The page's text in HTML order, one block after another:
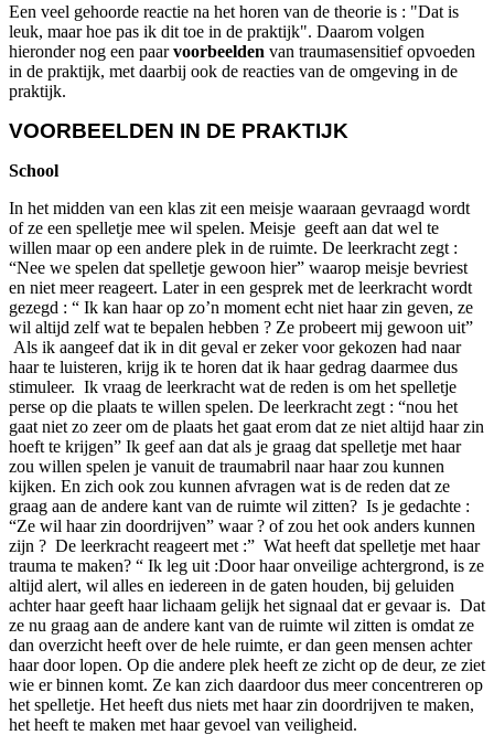
Een veel gehoorde reactie na het horen van de theorie is : "Dat is
leuk, maar hoe pas ik dit toe in de praktijk". Daarom volgen
hieronder nog een paarvoorbeelden van traumasensitief opvoeden
in de praktijk, met daarbij ook de reacties van de omgeving in de
praktijk.
VOORBEELDEN IN DE PRAKTIJK
School
In het midden van een klas zit een meisje waaraan gevraagd wordt
of ze een spelletje mee wil spelen. Meisje geeft aan dat wel te
willen maar op een andere plek in de ruimte. De leerkracht zegt :
“Nee we spelen dat spelletje gewoon hier” waarop meisje bevriest
en niet meer reageert. Later in een gesprek met de leerkracht wordt
gezegd : “ Ik kan haar op zo’n moment echt niet haar zin geven, ze
wil altijd zelf wat te bepalen hebben ? Ze probeert mij gewoon uit”
Als ik aangeef dat ik in dit geval er zeker voor gekozen had naar
haar te luisteren, krijg ik te horen dat ik haar gedrag daarmee dus
stimuleer. Ik vraag de leerkracht wat de reden is om het spelletje
perse op die plaats te willen spelen. De leerkracht zegt : “nou het
gaat niet zo zeer om de plaats het gaat erom dat ze niet altijd haar zin
hoeft te krijgen” Ik geef aan dat als je graag dat spelletje met haar
zou willen spelen je vanuit de traumabril naar haar zou kunnen
kijken. En zich ook zou kunnen afvragen wat is de reden dat ze
graag aan de andere kant van de ruimte wil zitten? Is je gedachte :
“Ze wil haar zin doordrijven” waar ? of zou het ook anders kunnen
zijn ? De leerkracht reageert met :” Wat heeft dat spelletje met haar
trauma te maken? “ Ik leg uit :Door haar onveilige achtergrond, is ze
altijd alert, wil alles en iedereen in de gaten houden, bij geluiden
achter haar geeft haar lichaam gelijk het signaal dat er gevaar is. Dat
ze nu graag aan de andere kant van de ruimte wil zitten is omdat ze
dan overzicht heeft over de hele ruimte, er dan geen mensen achter
haar door lopen. Op die andere plek heeft ze zicht op de deur, ze ziet
wie er binnen komt. Ze kan zich daardoor dus meer concentreren op
het spelletje. Het heeft dus niets met haar zin doordrijven te maken,
het heeft te maken met haar gevoel van veiligheid.